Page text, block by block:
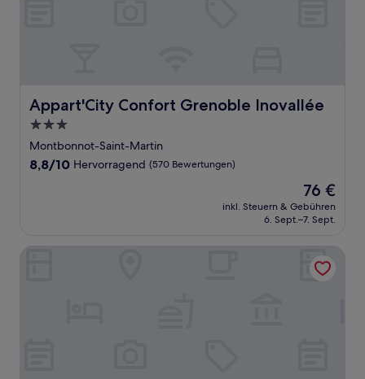
Appart'City Confort Grenoble Inovallée
Appart'City Confort Grenoble Inovallée
3.0-
Sterne-
Unterkunft
Montbonnot-Saint-Martin
8.8
8,8/10 Hervorragend (570 Bewertungen)
Der
Preis
beträgt
76 €
inkl. Steuern & Gebühren
6. Sept.–7. Sept.